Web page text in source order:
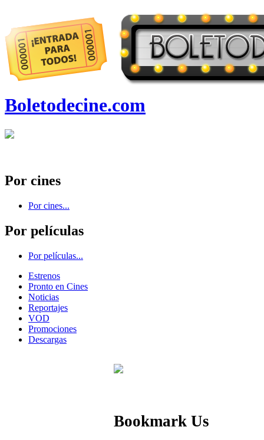
Boletodecine.com
Por cines
Por cines...
Por películas
Por películas...
Estrenos
Pronto en Cines
Noticias
Reportajes
VOD
Promociones
Descargas
Bookmark Us